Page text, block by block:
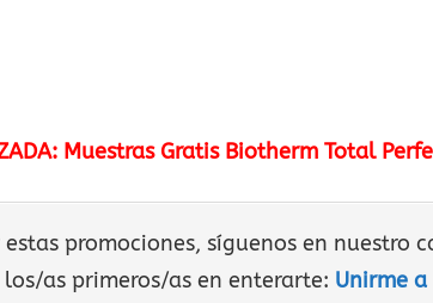
Muestras Gratis Biotherm Total
promociones, síguenos en nuestro
as primeros/as en enterarte: Unirme a